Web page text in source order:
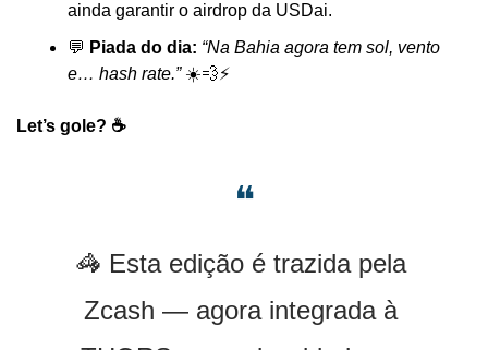
ainda garantir o airdrop da USDai.
💬 Piada do dia: “Na Bahia agora tem sol, vento
e… hash rate.” ☀️💨⚡
Let’s gole? ☕️
❝
🦓 Esta edição é trazida pela
Zcash — agora integrada à